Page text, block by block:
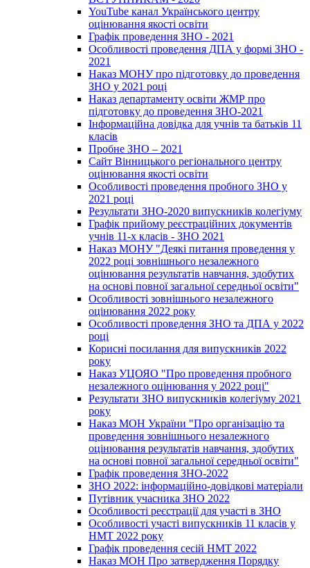
YouTube канал Українського центру
оцінювання якості освіти
Графік проведення ЗНО - 2021
Особливості проведення ДПА у формі ЗНО -
2021
Наказ МОНУ про підготовку до проведення
ЗНО у 2021 році
Наказ департаменту освіти ЖМР про
підготовку до проведення ЗНО-2021
Інформаційна довідка для учнів та батьків 11
класів
Пробне ЗНО – 2021
Сайт Вінницького регіонального центру
оцінювання якості освіти
Особливості проведення пробного ЗНО у
2021 році
Результати ЗНО-2020 випускників колегіуму
Графік прийому реєстраційних документів
учнів 11-х класів - ЗНО 2021
Наказ МОНУ "Деякі питання проведення у
2022 році зовнішнього незалежного
оцінювання результатів навчання, здобутих
на основі повної загальної середньої освіти"
Особливості зовнішнього незалежного
оцінювання 2022 року
Особливості проведення ЗНО та ДПА у 2022
році
Корисні посилання для випускників 2022
року
Наказ УЦОЯО "Про проведення пробного
незалежного оцінювання у 2022 році"
Результати ЗНО випускників колегіуму 2021
року
Наказ МОН України "Про організацію та
проведення зовнішнього незалежного
оцінювання результатів навчання, здобутих
на основі повної загальної середньої освіти"
Графік проведення ЗНО-2022
ЗНО 2022: інформаційно-довідкові матеріали
Путівник учасника ЗНО 2022
Особливості реєстрації для участі в ЗНО
Особливості участі випускників 11 класів у
НМТ 2022 року
Графік проведення сесій НМТ 2022
Наказ МОН Про затвердження Порядку